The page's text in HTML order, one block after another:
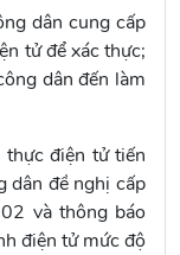
dân cung cấp
tử để xác thực;
dân đến làm
điện tử tiến
dân đề nghị cấp
và thông báo
điện tử mức độ